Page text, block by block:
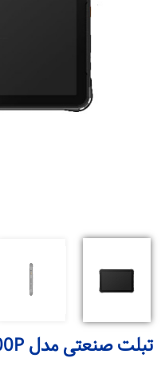
Previous
تبلت صنعتی مدل UROVO P8100P